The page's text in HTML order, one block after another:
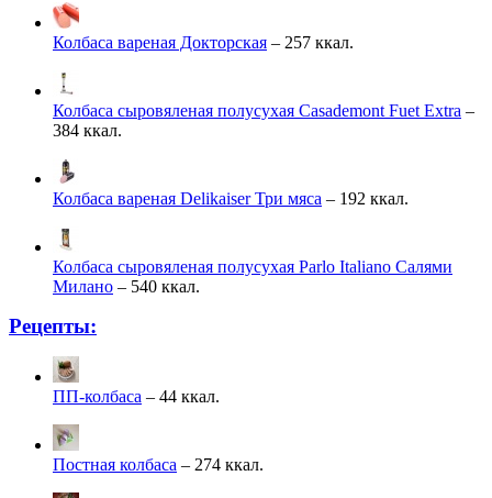
Колбаса вареная Докторская – 257 ккал.
Колбаса сыровяленая полусухая Casademont Fuet Extra –
384 ккал.
Колбаса вареная Delikaiser Три мяса – 192 ккал.
Колбаса сыровяленая полусухая Parlo Italiano Салями
Милано – 540 ккал.
Рецепты:
ПП-колбаса – 44 ккал.
Постная колбаса – 274 ккал.